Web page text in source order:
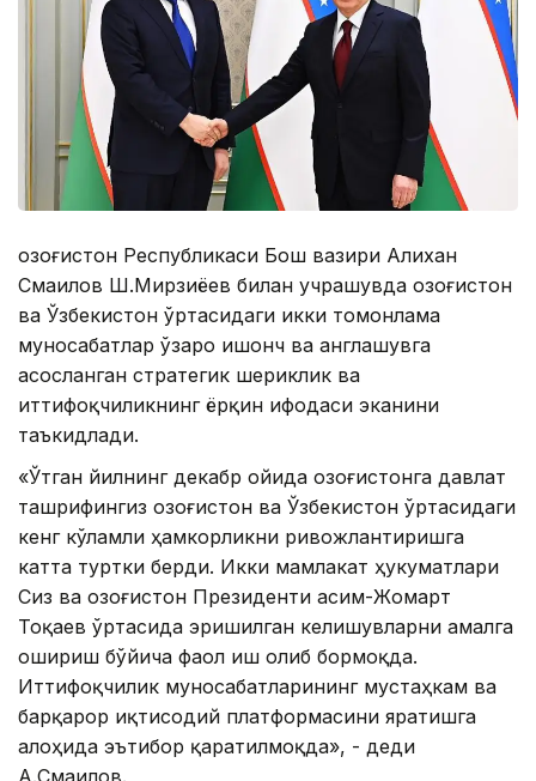
Қозоғистон Республикаси Бош вазири Алихан
Смаилов Ш.Мирзиёев билан учрашувда Қозоғистон
ва Ўзбекистон ўртасидаги икки томонлама
муносабатлар ўзаро ишонч ва англашувга
асосланган стратегик шериклик ва
иттифоқчиликнинг ёрқин ифодаси эканини
таъкидлади.
«Ўтган йилнинг декабр ойида Қозоғистонга давлат
ташрифингиз Қозоғистон ва Ўзбекистон ўртасидаги
кенг кўламли ҳамкорликни ривожлантиришга
катта туртки берди. Икки мамлакат ҳукуматлари
Сиз ва Қозоғистон Президенти Қасим-Жомарт
Тоқаев ўртасида эришилган келишувларни амалга
ошириш бўйича фаол иш олиб бормоқда.
Иттифоқчилик муносабатларининг мустаҳкам ва
барқарор иқтисодий платформасини яратишга
алоҳида эътибор қаратилмоқда», - деди
А.Смаилов.